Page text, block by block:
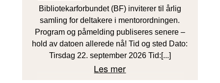
Bibliotekarforbundet (BF) inviterer til årlig
samling for deltakere i mentorordningen.
Program og påmelding publiseres senere –
hold av datoen allerede nå! Tid og sted Dato:
Tirsdag 22. september 2026 Tid:[...]
Les mer